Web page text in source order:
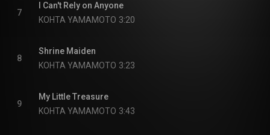
7
I Can't Rely on Anyone
KOHTA YAMAMOTO 3:20
8
Shrine Maiden
KOHTA YAMAMOTO 3:23
9
My Little Treasure
KOHTA YAMAMOTO 3:43